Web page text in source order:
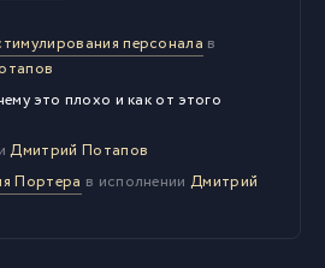
персонала в
это плохо и как от этого
Дмитрий Потапов
Портера в исполненииДмитрий